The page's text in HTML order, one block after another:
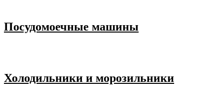
Посудомоечные машины
Холодильники и морозильники